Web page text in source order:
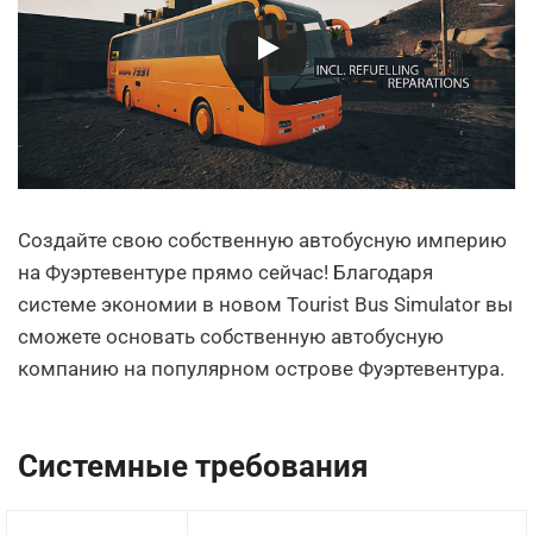
Создайте свою собственную автобусную империю
на Фуэртевентуре прямо сейчас! Благодаря
системе экономии в новом Tourist Bus Simulator вы
сможете основать собственную автобусную
компанию на популярном острове Фуэртевентура.
Системные требования